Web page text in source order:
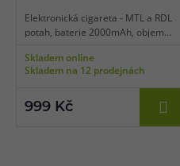
Elektronická cigareta - MTL a RDL
potah, baterie 2000mAh, objem
40W, dobíjení USB-C, regulace air-
flow, displej, inteligentní detekce
odporu, dva režimy výstupu,
technologie Super Pulse,
Skladem online
Skladem na 12 prodejnách
999 Kč